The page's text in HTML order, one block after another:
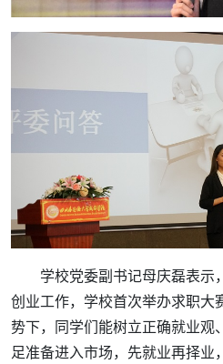
学校党委副书记母庆磊表示
创业工作，学校首次举办求职大
势下，同学们能树立正确就业观
足准备进入市场，先就业再择业